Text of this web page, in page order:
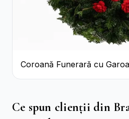
Coroană Funerară cu
Ce spun clienții din